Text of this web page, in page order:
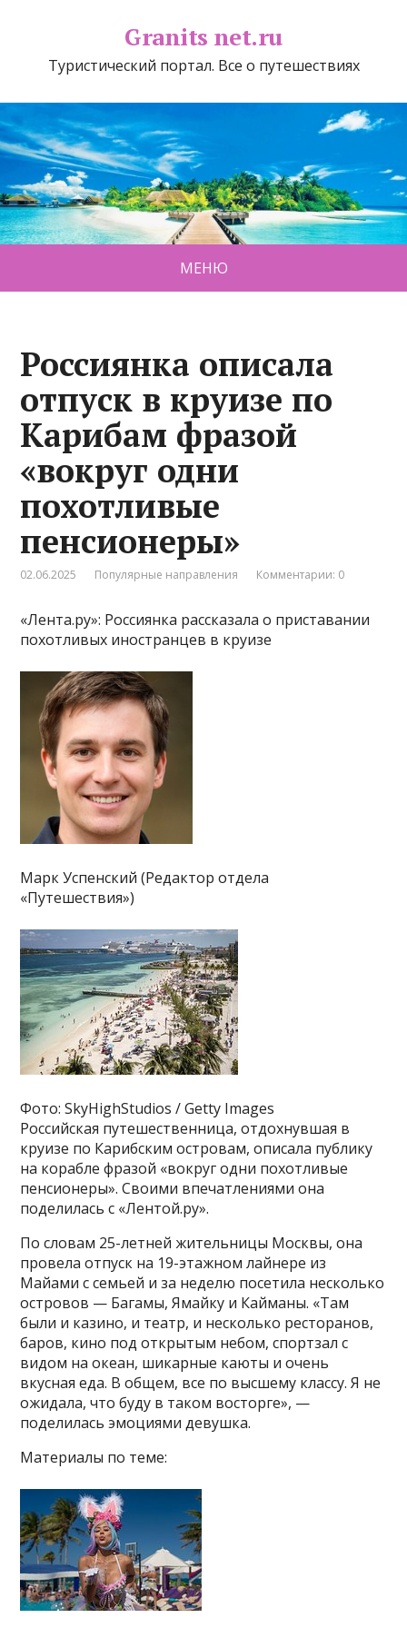
Granits net.ru
Туристический портал. Все о путешествиях
МЕНЮ
Россиянка описала
отпуск в круизе по
Карибам фразой
«вокруг одни
похотливые
пенсионеры»
02.06.2025 Популярные направления Комментарии: 0
«Лента.ру»: Россиянка рассказала о приставании
похотливых иностранцев в круизе
Марк Успенский (Редактор отдела
«Путешествия»)
Фото: SkyHighStudios / Getty Images
Российская путешественница, отдохнувшая в
круизе по Карибским островам, описала публику
на корабле фразой «вокруг одни похотливые
пенсионеры». Своими впечатлениями она
поделилась с «Лентой.ру».
По словам 25-летней жительницы Москвы, она
провела отпуск на 19-этажном лайнере из
Майами с семьей и за неделю посетила несколько
островов — Багамы, Ямайку и Кайманы. «Там
были и казино, и театр, и несколько ресторанов,
баров, кино под открытым небом, спортзал с
видом на океан, шикарные каюты и очень
вкусная еда. В общем, все по высшему классу. Я не
ожидала, что буду в таком восторге», —
поделилась эмоциями девушка.
Материалы по теме: